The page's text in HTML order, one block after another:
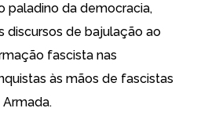
paladino da democracia,
discursos de bajulação ao
fascista nas
às mãos de fascistas